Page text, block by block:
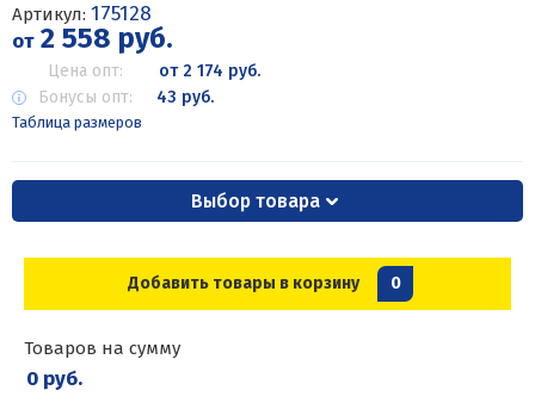
Артикул: 175128
от2 558 руб.
Цена опт:
от 2 174 руб.
Бонусы опт:
43 руб.
Таблица размеров
Выбор товара
Добавить товары в корзину 0
Товаров на сумму
0 руб.